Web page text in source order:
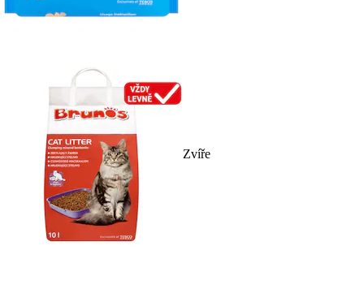
Zvíře